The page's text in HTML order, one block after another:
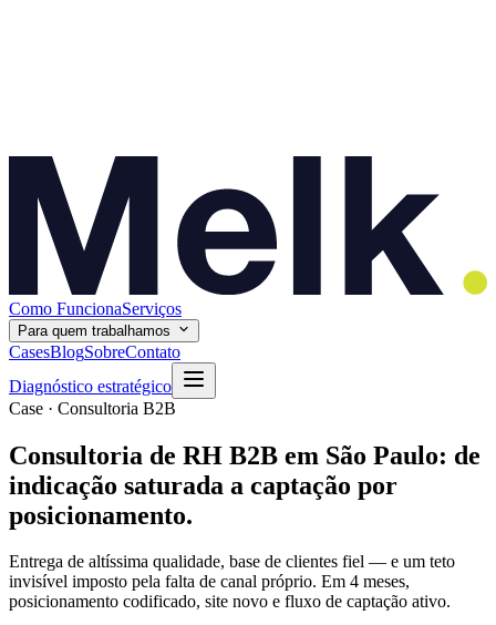
Como FuncionaServiços
Para quem trabalhamos
CasesBlogSobreContato
Diagnóstico estratégico
Case · Consultoria B2B
Consultoria de RH B2B em São Paulo: de
indicação saturada a captação por
posicionamento.
Entrega de altíssima qualidade, base de clientes fiel — e um teto
invisível imposto pela falta de canal próprio. Em 4 meses,
posicionamento codificado, site novo e fluxo de captação ativo.